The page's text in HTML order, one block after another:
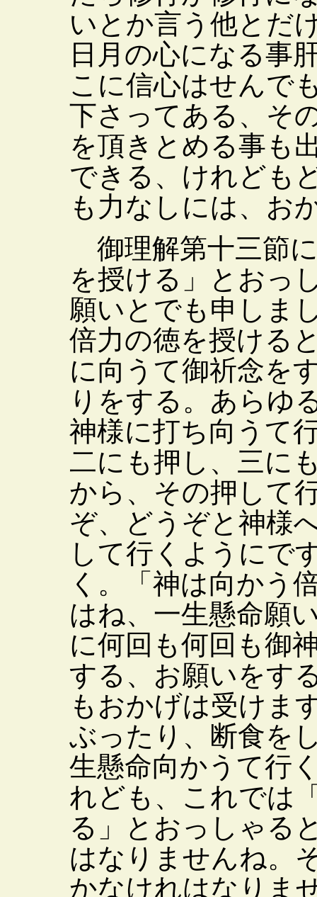
いとか言う他とだ
日月の心になる事
こに信心はせんで
下さってある、そ
を頂きとめる事も
できる、けれども
も力なしには、お
御理解第十三節
を授ける」とおっ
願いとでも申しま
倍力の徳を授ける
に向うて御祈念を
りをする。あらゆ
神様に打ち向うて
二にも押し、三に
から、その押して
ぞ、どうぞと神様
して行くようにで
く。「神は向かう
はね、一生懸命願
に何回も何回も御
する、お願いをす
もおかげは受けま
ぶったり、断食を
生懸命向かうて行
れども、これでは
る」とおっしゃる
はなりませんね。
かなけれはなりま